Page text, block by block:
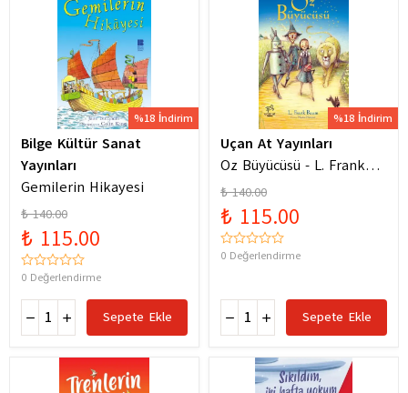
%18 İndirim
Bilge Kültür Sanat
Yayınları
Gemilerin Hikayesi
₺ 140.00
₺ 115.00
0 Değerlendirme
Sepete Ekle
%18 İndirim
Uçan At Yayınları
Oz Büyücüsü - L. Frank
Baum
₺ 140.00
₺ 115.00
0 Değerlendirme
Sepete Ekle